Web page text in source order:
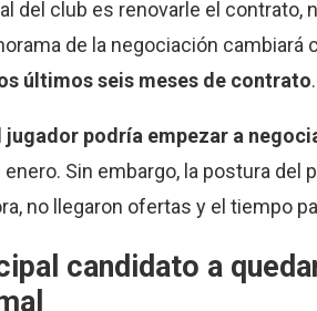
del club es renovarle el
de la negociación
últimos seis meses de contrato.
jugador podría empezar a
enero. Sin embargo, la postura
no llegaron ofertas y el tiempo
candidato a